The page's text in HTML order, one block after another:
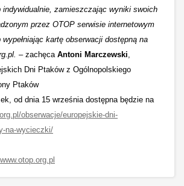
indywidualnie, zamieszczając wyniki swoich
przez OTOP serwisie internetowym
kartę obserwacji dostępną na
– zachęca Antoni Marczewski,
Dni Ptaków z Ogólnopolskiego
Ptaków
od dnia 15 września dostępna będzie na
obserwacje/europejskie-dni-
na-wycieczki/
www.otop.org.pl